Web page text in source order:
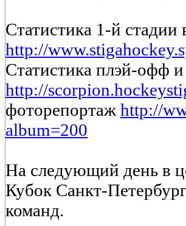
Статистика 1-й стадии
http://
Статистика плэй-офф
http://
фоторепортажhttp://
album=200
На следующий день в
Кубок Санкт-
команд.